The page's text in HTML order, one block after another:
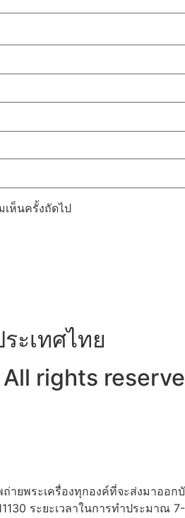
เห็นครั้งถัดไป
ะเทศไทย
rights
ยพระเครื่องทุกองค์ที่จะส่งมาออ
ระยะเวลาในการทำประมาณ